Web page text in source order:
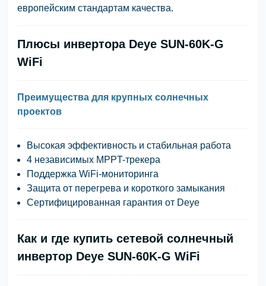
европейским стандартам качества.
Плюсы инвертора Deye SUN-60K-G
WiFi
Преимущества для крупных солнечных
проектов
Высокая эффективность и стабильная работа
4 независимых MPPT-трекера
Поддержка WiFi-мониторинга
Защита от перегрева и короткого замыкания
Сертифицированная гарантия от Deye
Как и где купить сетевой солнечный
инвертор Deye SUN-60K-G WiFi